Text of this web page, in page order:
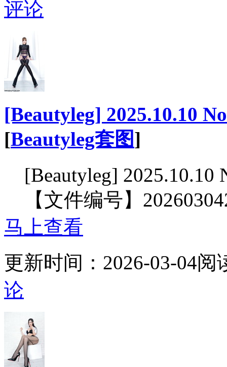
评论
[Beautyleg] 2025.10.10
[Beautyleg套图]
[Beautyleg] 2025.10.10
【文件编号】
马上查看
更新时间： 2026-03-04阅
论